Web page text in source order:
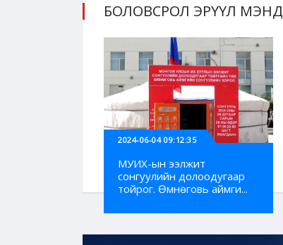
БОЛОВСРОЛ ЭРҮҮЛ МЭНД
2024-06-04 09:12:35
МУИХ-ын ээлжит
сонгуулийн долоодугаар
тойрог. Өмнөговь аймги...